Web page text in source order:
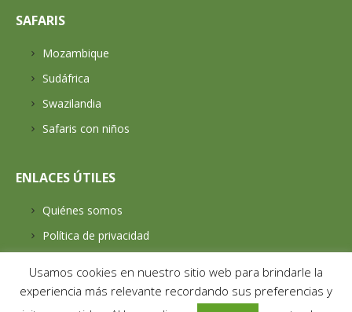
Mozambique
Sudáfrica
Swazilandia
Quiénes somos
Política de privacidad
Largo recorrido
Usamos cookies en nuestro sitio web para brindarle la
experiencia más relevante recordando sus preferencias y